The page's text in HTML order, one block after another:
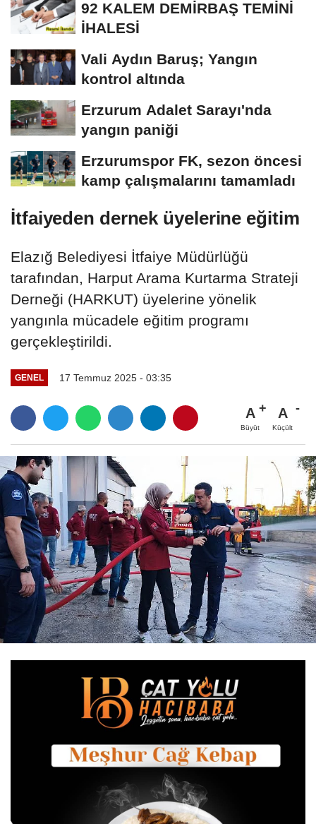
92 KALEM DEMİRBAŞ TEMİNİ
İHALESİ
Vali Aydın Baruş; Yangın
kontrol altında
Erzurum Adalet Sarayı'nda
yangın paniği
Erzurumspor FK, sezon öncesi
kamp çalışmalarını tamamladı
İtfaiyeden dernek üyelerine eğitim
Elazığ Belediyesi İtfaiye Müdürlüğü
tarafından, Harput Arama Kurtarma Strateji
Derneği (HARKUT) üyelerine yönelik
yangınla mücadele eğitim programı
gerçekleştirildi.
GENEL 17 Temmuz 2025 - 03:35
A
Büyüt
A
Küçült